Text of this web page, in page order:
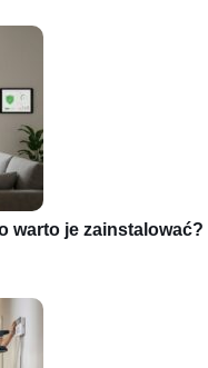
warto je zainstalować?